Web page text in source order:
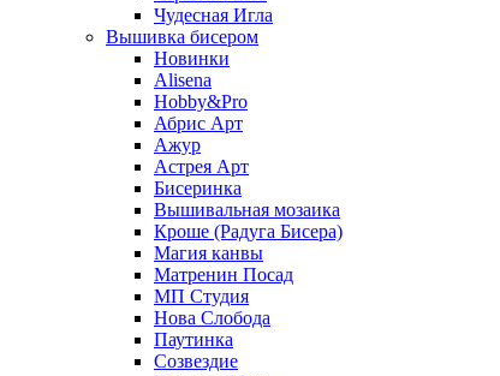
Чудесная Игла
Вышивка бисером
Новинки
Alisena
Hobby&Pro
Абрис Арт
Ажур
Астрея Арт
Бисеринка
Вышивальная мозаика
Кроше (Радуга Бисера)
Магия канвы
Матренин Посад
МП Студия
Нова Слобода
Паутинка
Созвездие